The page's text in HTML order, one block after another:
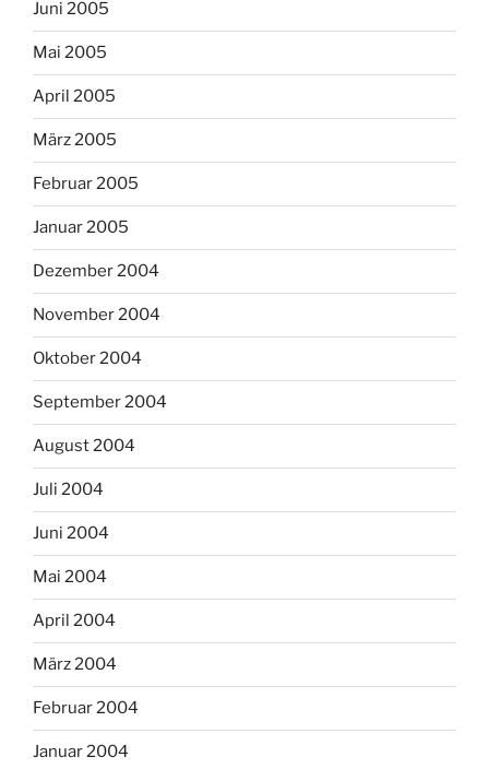
Juni 2005
Mai 2005
April 2005
März 2005
Februar 2005
Januar 2005
Dezember 2004
November 2004
Oktober 2004
September 2004
August 2004
Juli 2004
Juni 2004
Mai 2004
April 2004
März 2004
Februar 2004
Januar 2004